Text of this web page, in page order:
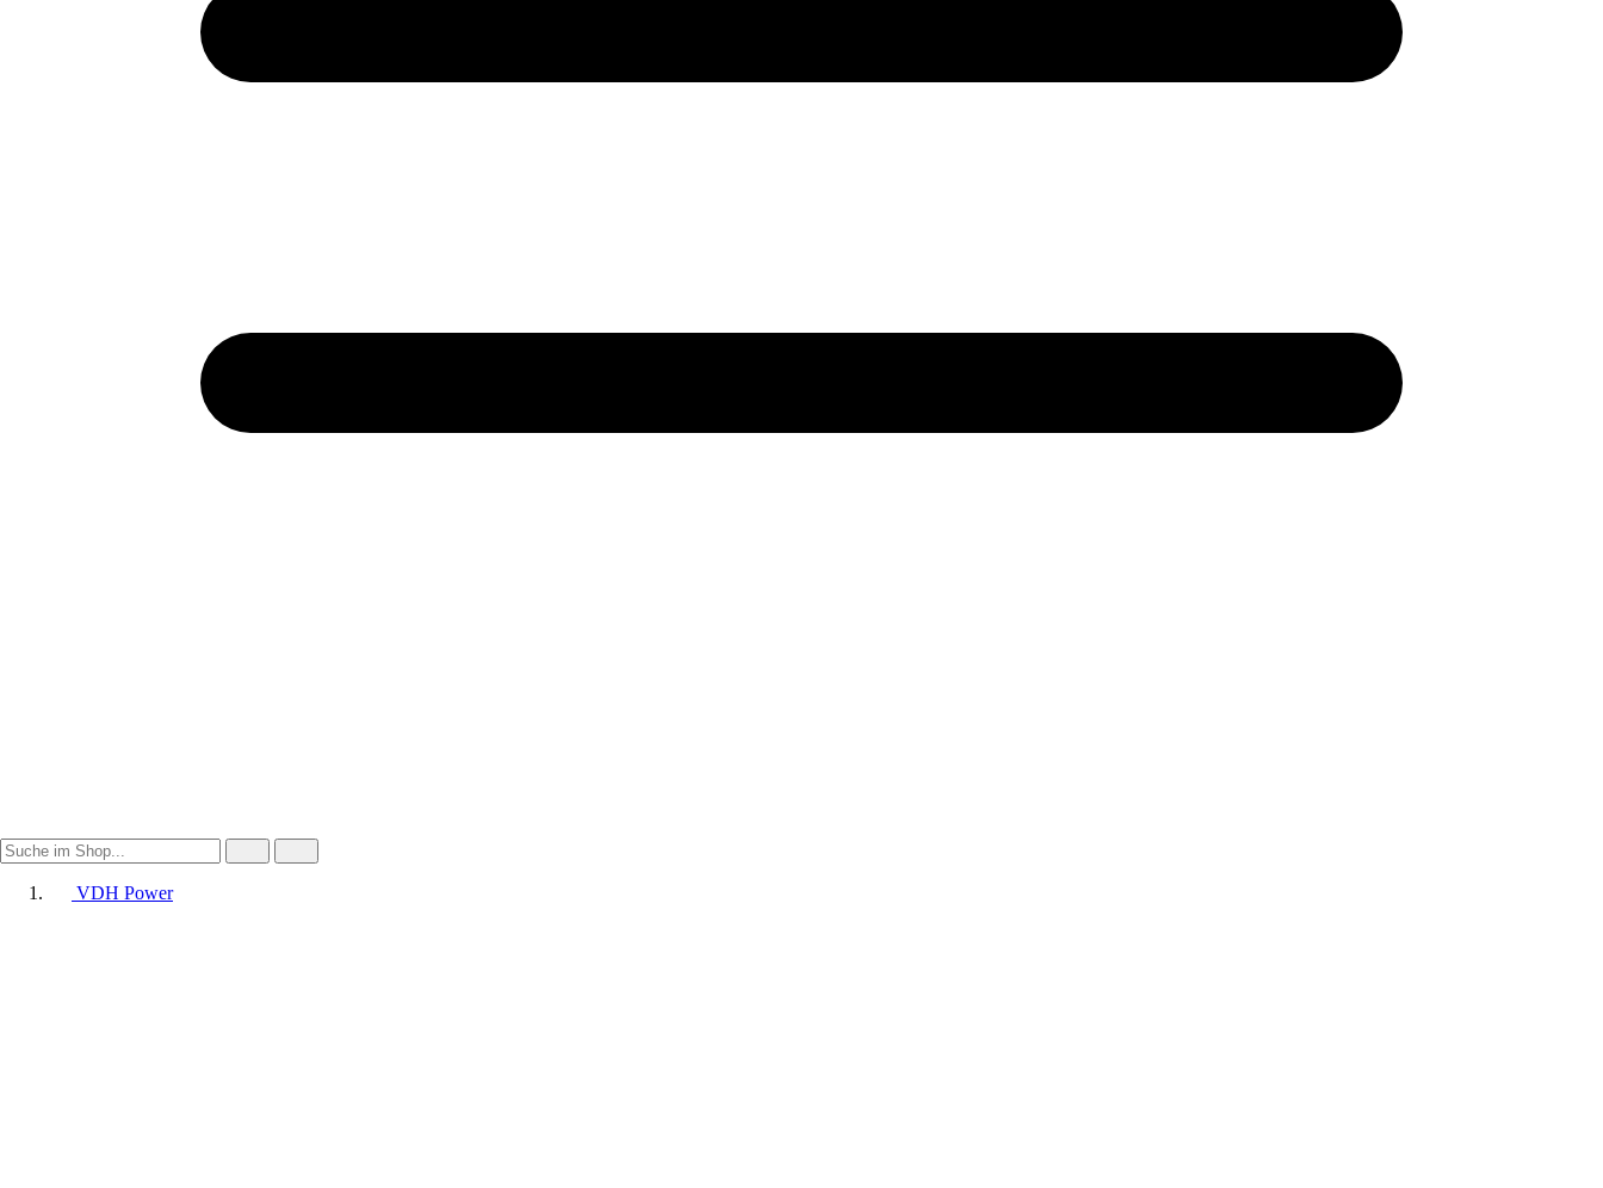
VDH Power